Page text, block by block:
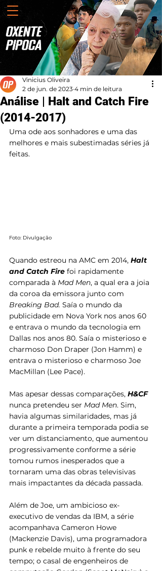
Análise | Halt and Catch Fire
(2014-2017)
Vinicius Oliveira
2 de jun. de 2023 4 min de leitura
Uma ode aos sonhadores e uma das
melhores e mais subestimadas séries já
feitas.
Foto: Divulgação
Quando estreou na AMC em 2014, Halt
and Catch Fire foi rapidamente
comparada à Mad Men, a qual era a joia
da coroa da emissora junto com
Breaking Bad. Saía o mundo da
publicidade em Nova York nos anos 60
e entrava o mundo da tecnologia em
Dallas nos anos 80. Saía o misterioso e
charmoso Don Draper (Jon Hamm) e
entrava o misterioso e charmoso Joe
MacMillan (Lee Pace).
Mas apesar dessas comparações, H&CF
nunca pretendeu ser Mad Men. Sim,
havia algumas similaridades, mas já
durante a primeira temporada podia se
ver um distanciamento, que aumentou
progressivamente conforme a série
tomou rumos inesperados que a
tornaram uma das obras televisivas
mais impactantes da década passada.
Além de Joe, um ambicioso ex-
executivo de vendas da IBM, a série
acompanhava Cameron Howe
(Mackenzie Davis), uma programadora
punk e rebelde muito à frente do seu
tempo; o casal de engenheiros de